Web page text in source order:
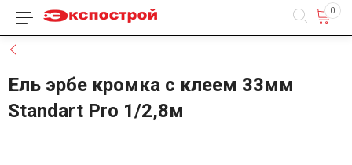
Каталог товаров 0
Ель эрбе кромка с клеем 33мм
Standart Pro 1/2,8м